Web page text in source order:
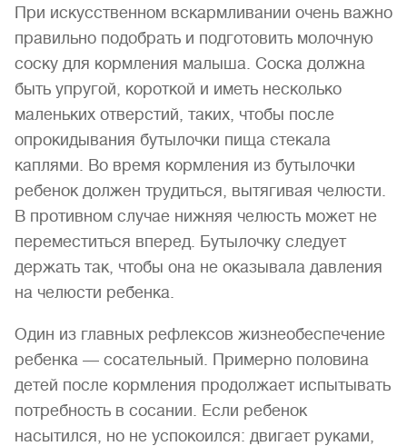
При искусственном вскармливании очень важно
правильно подобрать и подготовить молочную
соску для кормления малыша. Соска должна
быть упругой, короткой и иметь несколько
маленьких отверстий, таких, чтобы после
опрокидывания бутылочки пища стекала
каплями. Во время кормления из бутылочки
ребенок должен трудиться, вытягивая челюсти.
В противном случае нижняя челюсть может не
переместиться вперед. Бутылочку следует
держать так, чтобы она не оказывала давления
на челюсти ребенка.
Один из главных рефлексов жизнеобеспечение
ребенка — сосательный. Примерно половина
детей после кормления продолжает испытывать
потребность в сосании. Если ребенок
насытился, но не успокоился: двигает руками,